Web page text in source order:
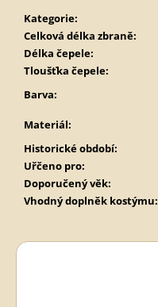
Kategorie:
Celková délka zbraně:
Délka čepele:
Tloušťka čepele:
Barva:
Materiál:
Historické období:
Uřčeno pro:
Doporučený věk:
Vhodný doplněk kostýmu: